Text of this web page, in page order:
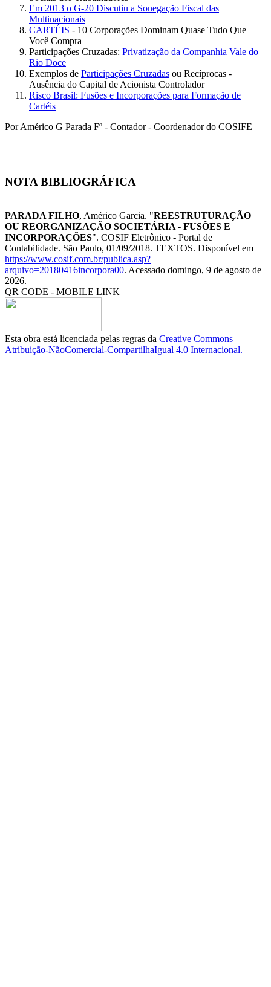
Em 2013 o G-20 Discutiu a Sonegação Fiscal das
Multinacionais
CARTÉIS - 10 Corporações Dominam Quase Tudo Que
Você Compra
Participações Cruzadas: Privatização da Companhia Vale do
Rio Doce
Exemplos de Participações Cruzadas ou Recíprocas -
Ausência do Capital de Acionista Controlador
Risco Brasil: Fusões e Incorporações para Formação de
Cartéis
Por Américo G Parada Fº - Contador - Coordenador do COSIFE
NOTA BIBLIOGRÁFICA
PARADA FILHO, Américo Garcia. "REESTRUTURAÇÃO
OU REORGANIZAÇÃO SOCIETÁRIA - FUSÕES E
INCORPORAÇÕES". COSIF Eletrônico - Portal de
Contabilidade. São Paulo, 01/09/2018. TEXTOS. Disponível em
https://www.cosif.com.br/publica.asp?
arquivo=20180416incorpora00. Acessado domingo, 9 de agosto de
2026.
QR CODE - MOBILE LINK
Esta obra está licenciada pelas regras da Creative Commons
Atribuição-NãoComercial-CompartilhaIgual 4.0 Internacional.